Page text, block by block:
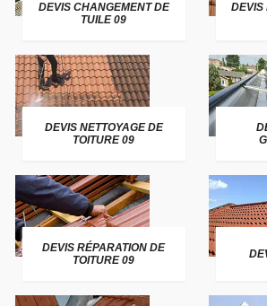
DEVIS CHANGEMENT DE
TUILE 09
DEVIS
DEVIS NETTOYAGE DE
TOITURE 09
DEVIS RÉPARATION DE
TOITURE 09